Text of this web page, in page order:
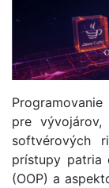
pre
softvérových
prístupy patria
(OOP) a